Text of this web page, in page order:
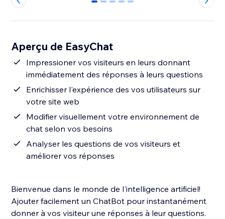
0 1 2 3 4
Aperçu de EasyChat
Impressioner vos visiteurs en leurs donnant
immédiatement des réponses à leurs questions
Enrichisser l'expérience des vos utilisateurs sur
votre site web
Modifier visuellement votre environnement de
chat selon vos besoins
Analyser les questions de vos visiteurs et
améliorer vos réponses
Bienvenue dans le monde de l'intelligence artificiel!
Ajouter facilement un ChatBot pour instantanément
donner à vos visiteur une réponses à leur questions.